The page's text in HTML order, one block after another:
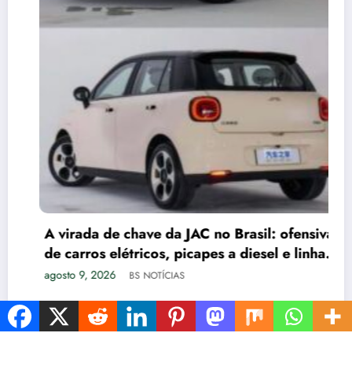
A virada de chave da JAC no Brasil: ofensiva
de carros elétricos, picapes a diesel e linha
de caminhões
agosto 9, 2026 BS NOTÍCIAS